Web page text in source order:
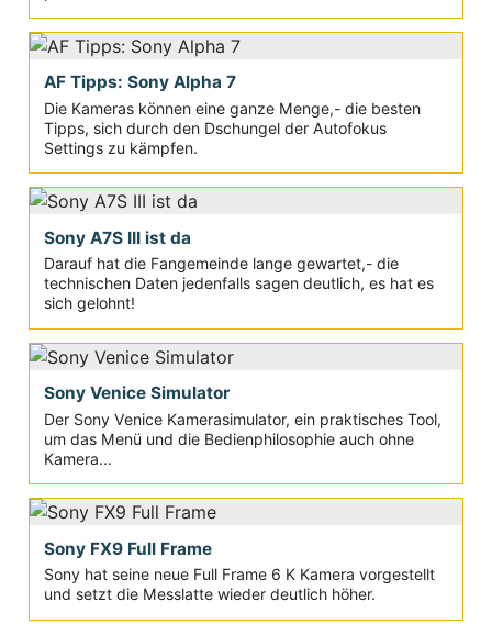
AF Tipps: Sony Alpha 7
Die Kameras können eine ganze Menge,- die besten
Tipps, sich durch den Dschungel der Autofokus
Settings zu kämpfen.
Sony A7S III ist da
Darauf hat die Fangemeinde lange gewartet,- die
technischen Daten jedenfalls sagen deutlich, es hat es
sich gelohnt!
Sony Venice Simulator
Der Sony Venice Kamerasimulator, ein praktisches Tool,
um das Menü und die Bedienphilosophie auch ohne
Kamera...
Sony FX9 Full Frame
Sony hat seine neue Full Frame 6 K Kamera vorgestellt
und setzt die Messlatte wieder deutlich höher.